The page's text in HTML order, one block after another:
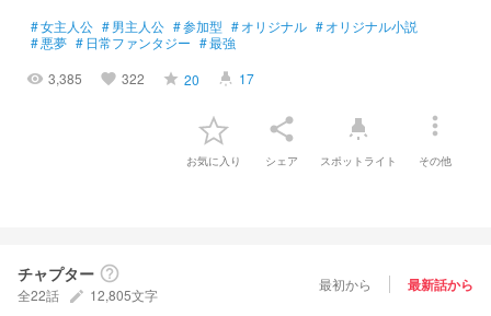
#女主人公 #男主人公 #参加型 #オリジナル #オリジナル小説
#悪夢 # 日常ファンタジー #最強
visibility 3,385 favorite 322 grade 20 highlight 17
お気に入り
share
シェア
highlight
スポットライト
more_vert
その他
チャプター help_outline
全22話 create 12,805文字
最初から 最新話から